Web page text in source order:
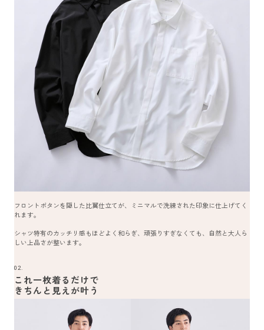
フロントボタンを隠した比翼仕立てが、ミニマルで洗練された印象に仕上げてく
れます。
シャツ特有のカッチリ感もほどよく和らぎ、頑張りすぎなくても、自然と大人ら
しい上品さが整います。
02.
これ一枚着るだけで
きちんと見えが叶う